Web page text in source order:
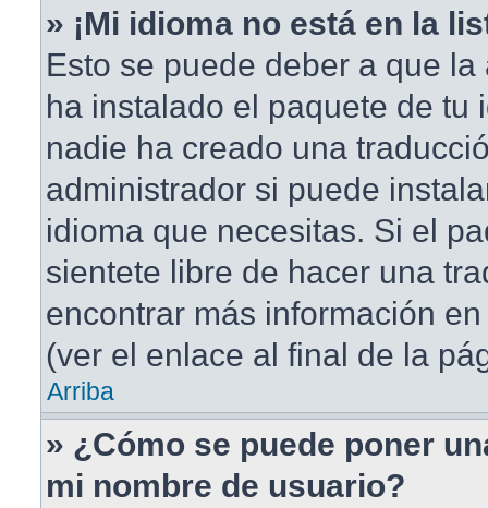
» ¡Mi idioma no está en la
Esto se puede deber a que
ha instalado el paquete de tu
nadie ha creado una
administrador si puede
idioma que necesitas. Si el
sientete libre de hacer una
encontrar más información
(ver el enlace al final de la
Arriba
» ¿Cómo se puede poner
mi nombre de usuario?